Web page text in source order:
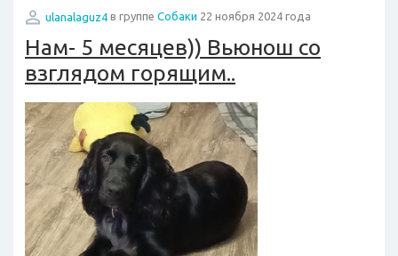
ulanalaguz4 в группе Собаки 22 ноября 2024 года
Нам- 5 месяцев)) Вьюнош со
взглядом горящим..